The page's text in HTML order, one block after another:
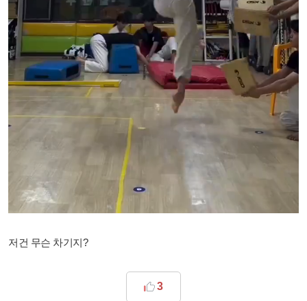
저건 무슨 차기지?
3